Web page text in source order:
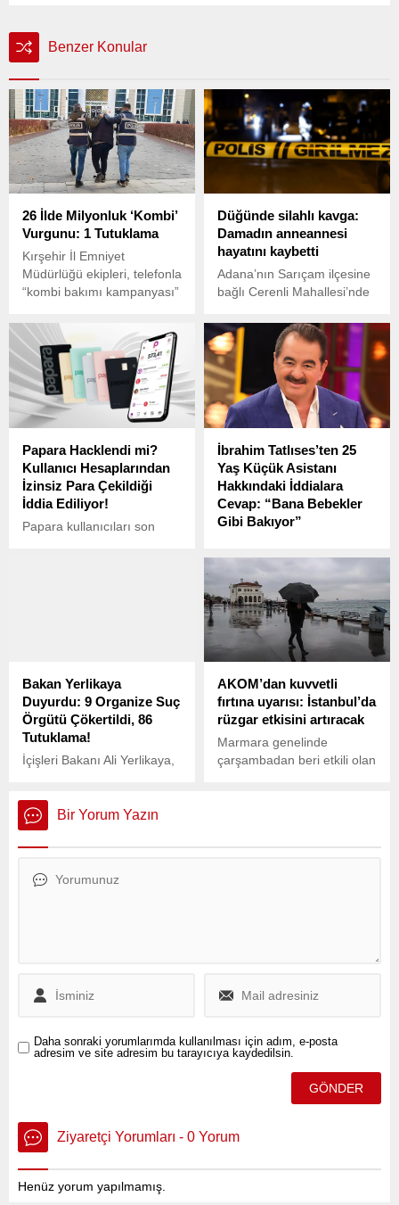
Benzer Konular
26 İlde Milyonluk ‘Kombi’
Vurgunu: 1 Tutuklama
Kırşehir İl Emniyet
Müdürlüğü ekipleri, telefonla
“kombi bakımı kampanyası”
yapan kişilere yönelik
başlattıkları soruşturma
kapsamında bir şüpheliyi
daha gözaltına aldı.
Düğünde silahlı kavga:
Damadın anneannesi
hayatını kaybetti
Adana’nın Sarıçam ilçesine
bağlı Cerenli Mahallesi’nde
düğün sırasında çıkan
tartışma kanlı bitti. İddiaya
göre, kız ve erkek tarafı
arasında henüz bilinmeyen
bir nedenle başlayan
tartışma kısa sürede
dönüştü.
Papara Hacklendi mi?
Kullanıcı Hesaplarından
İzinsiz Para Çekildiği
İddia Ediliyor!
Papara kullanıcıları son
İbrahim Tatlıses’ten 25
Yaş Küçük Asistanı
Hakkındaki İddialara
Cevap: “Bana Bebekler
Gibi Bakıyor”
Tatlıses (72), kendisinden
25 yaş küçük asistanı Tuğçe
Korkmaz (47) ile gizlice dini
nikah kıydığı iddiaları
hakkında açıklama yaptı.
Bakan Yerlikaya
Duyurdu: 9 Organize Suç
Örgütü Çökertildi, 86
Tutuklama!
İçişleri Bakanı Ali Yerlikaya,
açıklamada, 19-27 Mart
2025 tarihleri arasında
emniyet ve jandarma
düzenlenen başarılı
AKOM’dan kuvvetli
fırtına uyarısı: İstanbul’da
rüzgar etkisini artıracak
Marmara genelinde
çarşambadan beri etkili olan
Bir Yorum Yazın
Daha sonraki yorumlarımda kullanılması için adım, e-posta
adresim ve site adresim bu tarayıcıya kaydedilsin.
Ziyaretçi Yorumları - 0 Yorum
Henüz yorum yapılmamış.